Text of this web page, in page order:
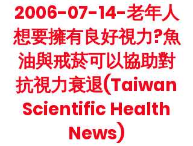
2006-07-14-老年人
想要擁有良好視力?魚
油與戒菸可以協助對
抗視力衰退(Taiwan
Scientific Health
News)